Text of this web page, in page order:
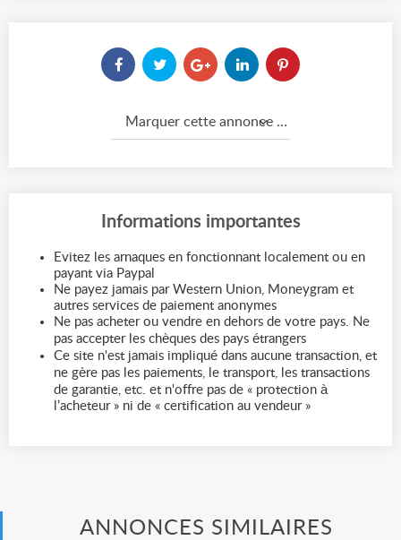
Marquer cette annonce comme...
Informations importantes
Evitez les arnaques en fonctionnant localement ou en
payant via Paypal
Ne payez jamais par Western Union, Moneygram et
autres services de paiement anonymes
Ne pas acheter ou vendre en dehors de votre pays. Ne
pas accepter les chèques des pays étrangers
Ce site n'est jamais impliqué dans aucune transaction, et
ne gère pas les paiements, le transport, les transactions
de garantie, etc. et n'offre pas de « protection à
l’acheteur » ni de « certification au vendeur »
ANNONCES SIMILAIRES